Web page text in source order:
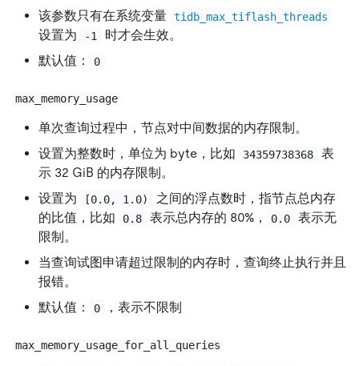
该参数只有在系统变量 tidb_max_tiflash_threads
设置为 -1
时才会生效。
默认值：
0
max_memory_usage
单次查询过程中，节点对中间数据的内存限制。
设置为整数时，单位为 byte，比如
34359738368
表
示 32 GiB 的内存限制。
设置为
[0.0, 1.0)
之间的浮点数时，指节点总内存
的比值，比如
0.8 表示总内存的 80%， 0.0
表示无
限制。
当查询试图申请超过限制的内存时，查询终止执行并且
报错。
默认值：
0 ，表示不限制
max_memory_usage_for_all_queries